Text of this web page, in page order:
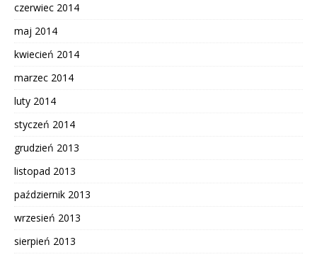
czerwiec 2014
maj 2014
kwiecień 2014
marzec 2014
luty 2014
styczeń 2014
grudzień 2013
listopad 2013
październik 2013
wrzesień 2013
sierpień 2013